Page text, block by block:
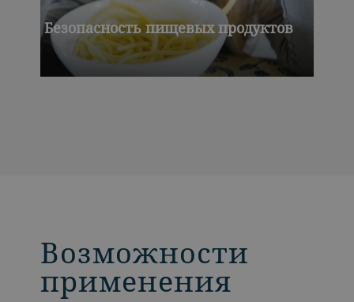
Безопасность пищевых продуктов
Возможности
применения